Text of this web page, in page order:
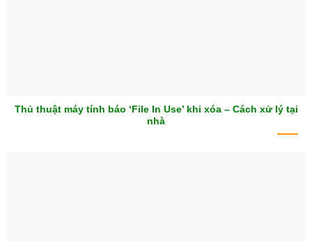
Thủ thuật máy tính báo ‘File In Use’ khi xóa – Cách xử lý tại
nhà